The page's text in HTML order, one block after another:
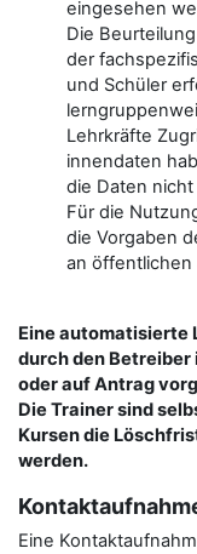
eingesehen
Die
der
und Schüler
Lehrkräfte
innendaten
die Daten
Für die
die Vorgaben
an öffentlichen
Eine automatisierte
durch den Betreiber
oder auf Antrag
Die Trainer sind
Kursen die
werden.
Eine